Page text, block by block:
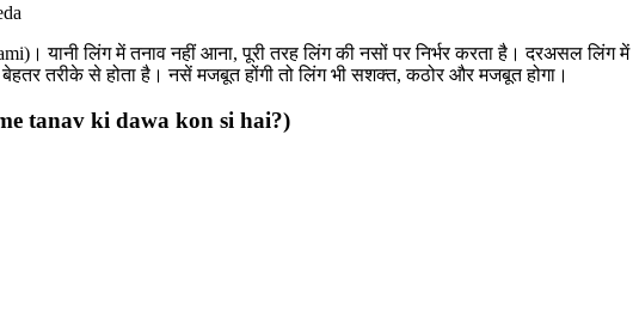
यानी लिंग में तनाव नहीं आना, पूरी तरह लिंग की नसों पर निर्भर करता है। दरअसल
तरीके से होता है। नसें मजबूत होंगी तो लिंग भी सशक्त, कठोर और मजबूत होगा।
me tanav ki dawa kon si hai?)